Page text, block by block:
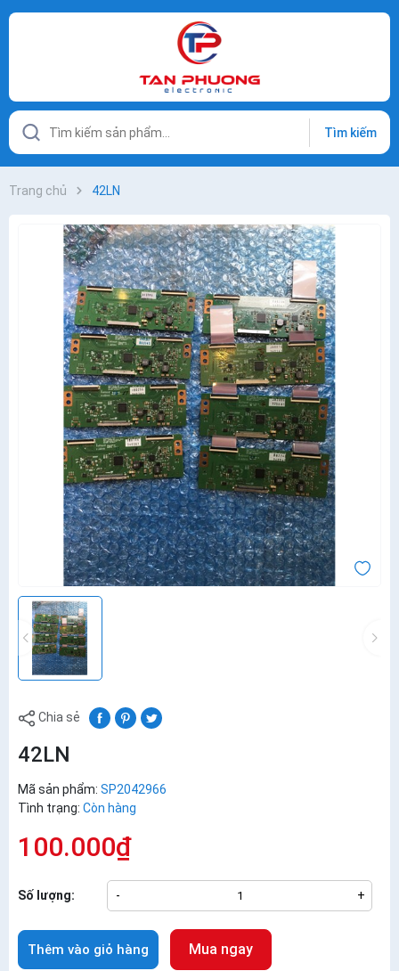
Tìm kiếm
Trang chủ 42LN
Chia sẻ
42LN
Mã sản phẩm: SP2042966
Tình trạng: Còn hàng
100.000₫
Số lượng: - +
Thêm vào giỏ hàng Mua ngay